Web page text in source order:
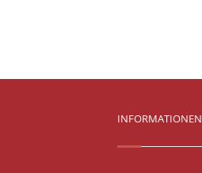
INFORMATIONEN